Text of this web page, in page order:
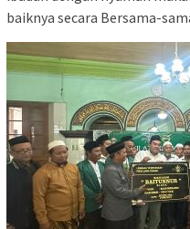
baiknya secara Bersama-